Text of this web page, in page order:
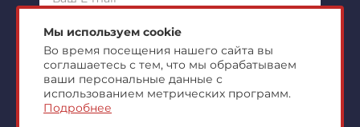
Подписаться!
Я ознакомлен сполитикой конфиденциальности
согласен наобработку персональных данных
Мы используем cookie
Во время посещения нашего сайта вы
соглашаетесь с тем, что мы обрабатываем
ваши персональные данные с
использованием метрических программ.
Подробнее